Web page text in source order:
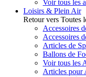
Voir tous les
Loisirs & Plein Air
Retour vers Toutes
Accessoires
Accessoires
Articles de
Ballons de
Voir tous les
Articles pour